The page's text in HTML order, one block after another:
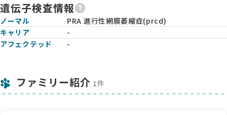
遺伝子検査情報
ノーマル
PRA 進行性網膜萎縮症(prcd)
キャリア
-
アフェクテッド
-
ファミリー紹介 1件